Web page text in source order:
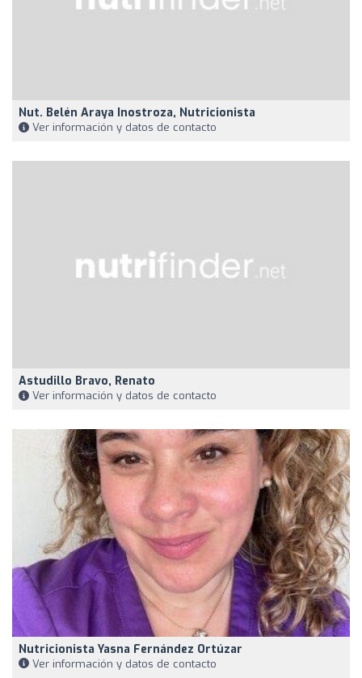
Nut. Belén Araya Inostroza, Nutricionista
Ver información y datos de contacto
Astudillo Bravo, Renato
Ver información y datos de contacto
Nutricionista Yasna Fernández Ortúzar
Ver información y datos de contacto